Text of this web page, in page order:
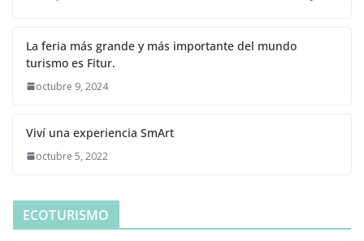
La feria más grande y más importante del mundo
turismo es Fitur.
octubre 9, 2024
Viví una experiencia SmArt
octubre 5, 2022
ECOTURISMO